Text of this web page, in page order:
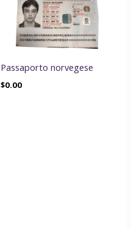
Passaporto norvegese
$0.00